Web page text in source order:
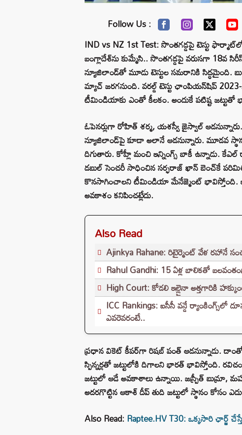
Follow Us :
IND vs NZ 1st Test: సొంతగడ్డపై టెస్టు
బంగ్లాదేశ్‌ను కుమ్మేసి.. సొంతగడ్డపై వరుసగా 18వ
న్యూజిలాండ్‌తో మూడు టెస్టుల సమరానికి సిద్ధమైంది.
మ్యాచ్ జరగనుంది. వరల్డ్ టెస్టు ఛాంపియన్‌షిప్
టీమిండియాకు ఎంతో కీలకం. అందుకే పటిష్ట
ఓపెనర్లుగా రోహిత్ శర్మ, యశస్వీ జైస్వాల్
న్యూజిలాండ్‌పై కూడా అలానే ఆడనున్నారు. మూడవ
దిగుతారు. కోహ్లీ మంచి ఇన్నింగ్స్ బాకీ ఉన్నాడు.
డబుల్ సెంచరీ సాధించిన సర్ఫరాజ్‌ ఖాన్ బెంచ్‌కే
కొనసాగించాలని టీమిండియా మేనేజ్మెంట్ భావిస్తోంది.
అవకాశం కనిపించట్లేదు.
Also Read
Ajinkya Rahane: రిటైర్మెంట్ వేళ రహానే
Rahul Gandhi: 15 ఏళ్ల బాలికతో
High Court: కోడలి ఇల్లైనా అత్తగారికి
ICC Rankings: ఐసీసీ వన్డే ర్యాంకింగ్స్‌లో
ఎవరెవరంటే..
ప్రధాన వికెట్‌ కీపర్‌గా రిషబ్ పంత్ ఆడనున్నాడు. దాంతో
స్పిన్నర్లతో జట్టులోకి దిగాలని భారత్ భావిస్తోంది.
జట్టులో ఆడే అవకాశాలు ఉన్నాయి. జస్ప్రీత్ బుమ్రా,
అదరగొట్టిన ఆకాశ్ దీప్ తుది జట్టులో స్థానం కోసం
Also Read: Raptee.HV T30: ఒక్కసారి ఛార్జ్